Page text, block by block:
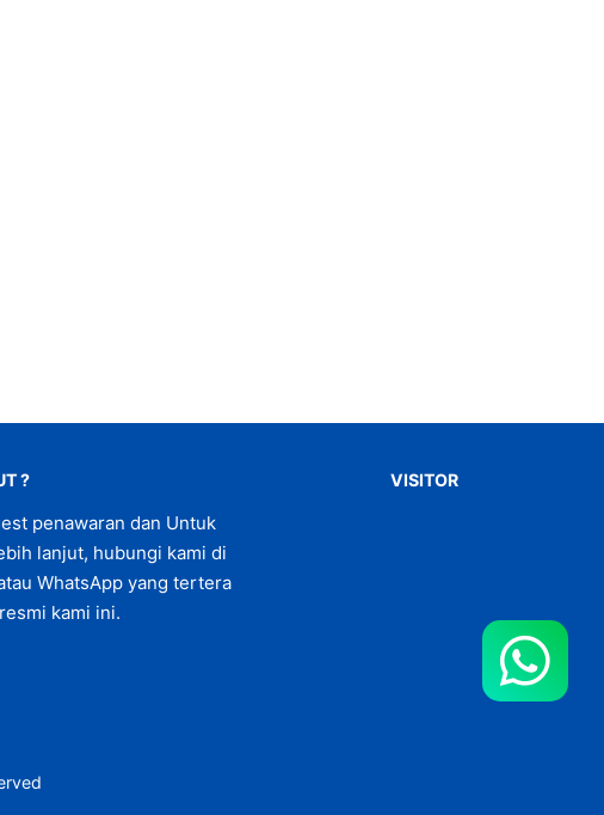
?
penawaran dan Untuk
lanjut, hubungi kami di
WhatsApp yang tertera
kami ini.
VISITOR